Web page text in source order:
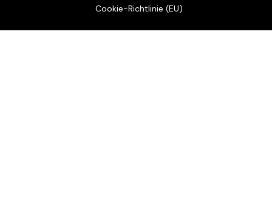
Cookie-Richtlinie (EU)